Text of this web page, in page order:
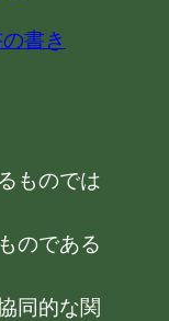
書き
ものでは
のである
同的な関